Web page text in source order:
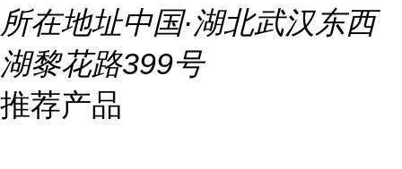
所在地址中国·湖北武汉东西
湖黎花路399号
推荐产品